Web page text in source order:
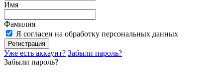
Имя
Фамилия
Я согласен на обработку персональных данных
Регистрация
Уже есть аккаунт? Забыли пароль?
Забыли пароль?